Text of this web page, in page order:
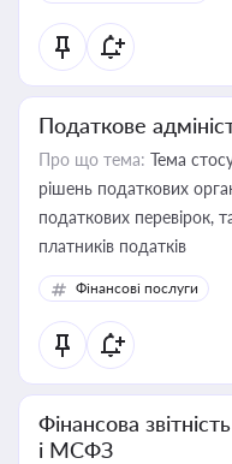
Податкове
Про що тема: Тема
рішень податкових
податкових перевірок,
платників податків
Фінансові послуги
Фінансова
і МСФЗ